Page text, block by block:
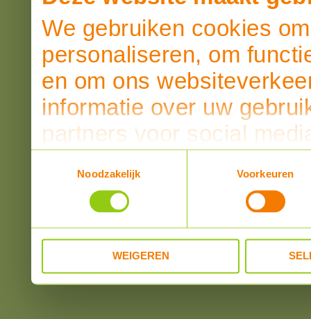
We gebruiken cookies
personaliseren, om
en om ons
informatie over uw
partners voor social
informatie die u aan ze
verzameld op basis van
Noodzakelijk
Voorkeuren
WEIGEREN